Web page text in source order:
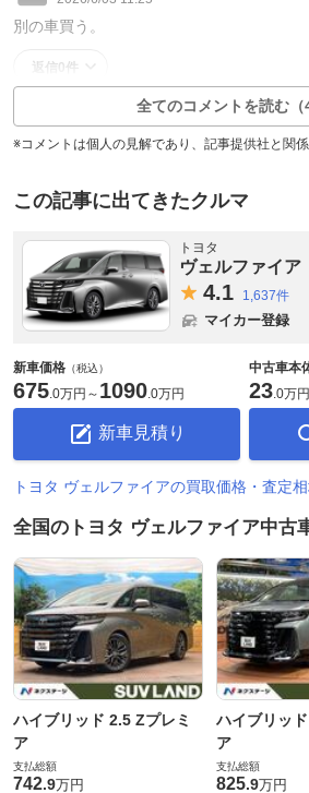
別の車買う。
返信0件
全てのコメントを読む（
※コメントは個人の見解であり、記事提供社と関係
この記事に出てきたクルマ
トヨタ
ヴェルファイア
4.1 1,637件
マイカー登録
新車価格 （税込）
675.0万円 ～ 1090.0万円
新車見積り
中古車本
23.0万円
トヨタ ヴェルファイアの買取価格・査定
全国のトヨタ ヴェルファイア中古
ハイブリッド 2.5 Zプレミ
ア
支払総額
742.9万円
ハイブリッ
ア
支払総額
825.9万円